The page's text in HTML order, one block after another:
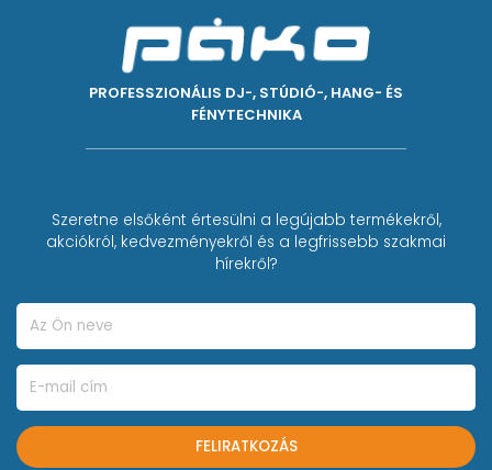
PROFESSZIONÁLIS DJ-, STÚDIÓ-, HANG- ÉS
FÉNYTECHNIKA
Szeretne elsőként értesülni a legújabb termékekről,
akciókról, kedvezményekről és a legfrissebb szakmai
hírekről?
FELIRATKOZÁS